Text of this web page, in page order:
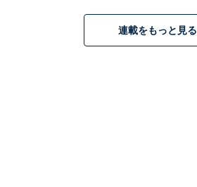
連載をもっと見る